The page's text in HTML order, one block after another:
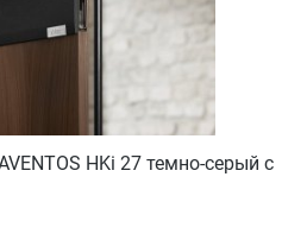
HKi 27 темно-серый с